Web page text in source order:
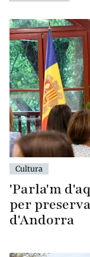
Cultura
'Parla'm
per
d'Andorra